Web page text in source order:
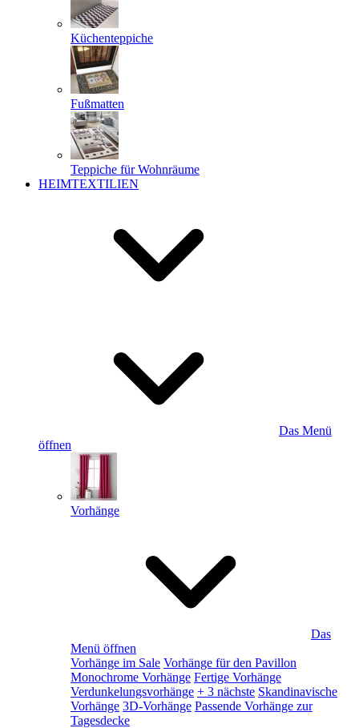
Küchenteppiche
Fußmatten
Teppiche für Wohnräume
HEIMTEXTILIEN
Das Menü
öffnen
Vorhänge
Das
Menü öffnen
Vorhänge im Sale Vorhänge für den Pavillon
Monochrome Vorhänge Fertige Vorhänge
Verdunkelungsvorhänge + 3 nächste Skandinavische
Vorhänge 3D-Vorhänge Passende Vorhänge zur
Tagesdecke